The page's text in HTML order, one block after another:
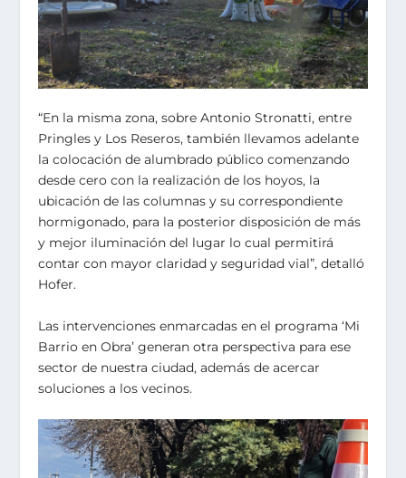
“En la misma zona, sobre Antonio Stronatti, entre
Pringles y Los Reseros, también llevamos adelante
la colocación de alumbrado público comenzando
desde cero con la realización de los hoyos, la
ubicación de las columnas y su correspondiente
hormigonado, para la posterior disposición de más
y mejor iluminación del lugar lo cual permitirá
contar con mayor claridad y seguridad vial”, detalló
Hofer.
Las intervenciones enmarcadas en el programa ‘Mi
Barrio en Obra’ generan otra perspectiva para ese
sector de nuestra ciudad, además de acercar
soluciones a los vecinos.